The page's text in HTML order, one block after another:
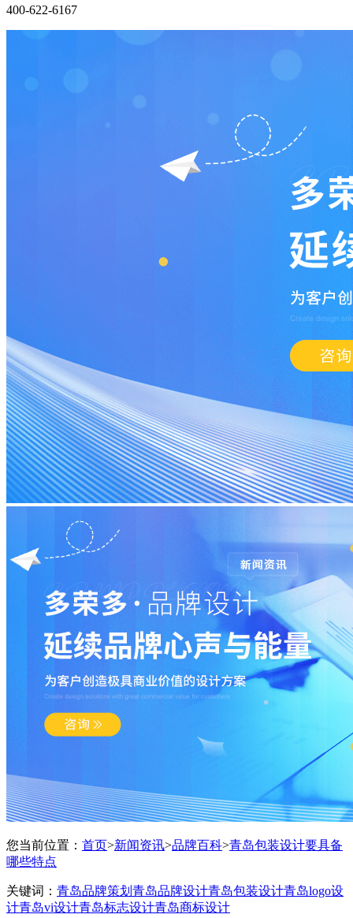
400-622-6167
您当前位置： 首页>新闻资讯>品牌百科>青岛包装设计要具备
哪些特点
关键词： 青岛品牌策划 青岛品牌设计青岛包装设计青岛logo设
计青岛vi设计青岛标志设计青岛商标设计